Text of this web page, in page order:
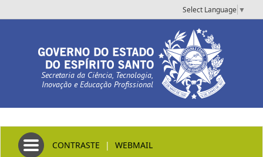
Select Language ▼
Secretaria da Ciência, Tecnologia,
Inovação e Educação Profissional
Toggle navigation
CONTRASTE | WEBMAIL